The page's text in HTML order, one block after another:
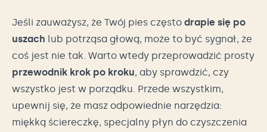
Jeśli zauważysz, że Twój pies często drapie się po
uszach lub potrząsa głową, może to być sygnał, że
coś jest nie tak. Warto wtedy przeprowadzić prosty
przewodnik krok po kroku, aby sprawdzić, czy
wszystko jest w porządku. Przede wszystkim,
upewnij się, że masz odpowiednie narzędzia:
miękką ściereczkę, specjalny płyn do czyszczenia